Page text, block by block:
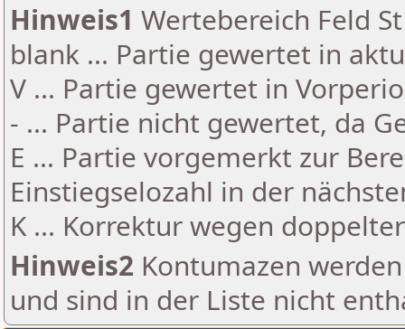
Hinweis1 Wertebereich Feld
blank ... Partie gewertet in
V ... Partie gewertet in
- ... Partie nicht gewertet, da
E ... Partie vorgemerkt zur
Einstiegselozahl in der
K ... Korrektur wegen
Hinweis2 Kontumazen
und sind in der Liste nicht